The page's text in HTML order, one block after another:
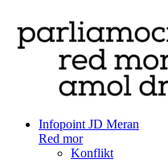
Infopoint JD Meran
Red mor
Konflikt